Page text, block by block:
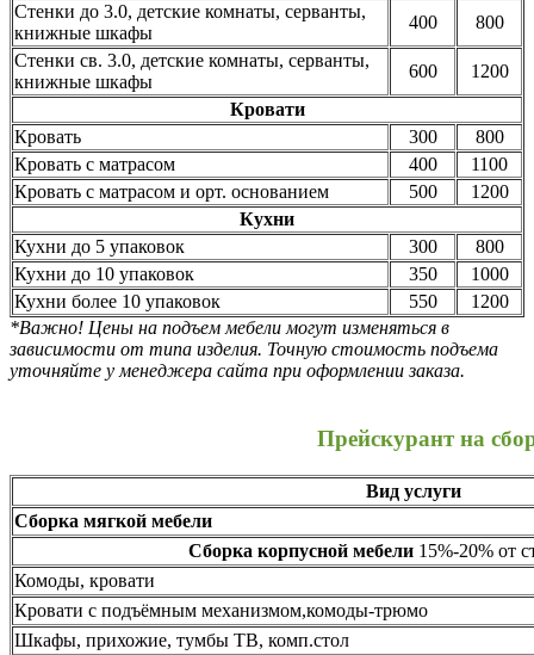
Стенки до 3.0, детские комнаты, серванты,
книжные шкафы
400
800
Стенки св. 3.0, детские комнаты, серванты,
книжные шкафы
600
1200
Кровати
Кровать
300
800
Кровать с матрасом
400
1100
Кровать с матрасом и орт. основанием
500
1200
Кухни
Кухни до 5 упаковок
300
800
Кухни до 10 упаковок
350
1000
Кухни более 10 упаковок
550
1200
*Важно! Цены на подъем мебели могут изменяться в
зависимости от типа изделия. Точную стоимость подъема
уточняйте у менеджера сайта при оформлении заказа.
Прейскурант на
Вид услуги
Сборка мягкой мебели
Сборка корпусной мебели15%-20% от
Комоды, кровати
Кровати с подъёмным механизмом,комоды-трюмо
Шкафы, прихожие, тумбы ТВ, комп.стол